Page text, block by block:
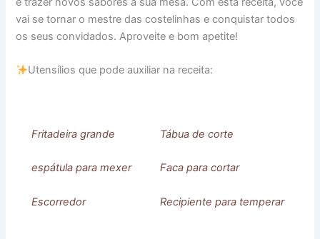
vai se tornar o mestre das costelinhas e conquistar todos
os seus convidados. Aproveite e bom apetite!
Utensílios que pode auxiliar na receita:
Fritadeira grande Tábua de corte
espátula para mexer Faca para cortar
Escorredor Recipiente para temperar